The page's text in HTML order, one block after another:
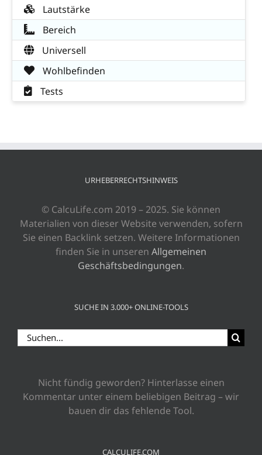
Lautstärke
Bereich
Universell
Wohlbefinden
Tests
URHEBERRECHTSHINWEIS
© CalcuLife.com 2019 – 2025. Sie können
Materialien von dieser Website verwenden, sofern
Sie einen Backlink setzen. Weitere Informationen
finden Sie in unseren Allgemeinen
Geschäftsbedingungen.
SUCHE IN 3.000+ ONLINE-TOOLS
Suche
nach:
Nicht fündig geworden? Hinterlasse einen
Kommentar unter einem beliebigen Beitrag – wir
bauen dir das fehlende Tool.
CALCULIFE.COM